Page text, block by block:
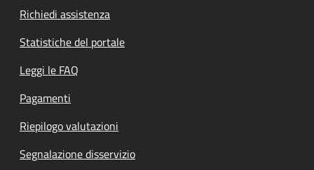
Richiedi assistenza
Statistiche del portale
Leggi le FAQ
Pagamenti
Riepilogo valutazioni
Segnalazione disservizio